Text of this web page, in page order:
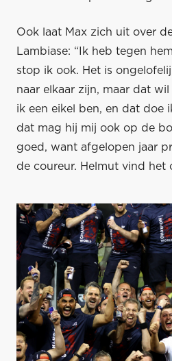
Ook laat Max zich uit over
Lambiase: “Ik heb tegen
stop ik ook. Het is
naar elkaar zijn, maar dat
ik een eikel ben, en dat doe
dat mag hij mij ook op de
goed, want afgelopen jaar
de coureur. Helmut vind het